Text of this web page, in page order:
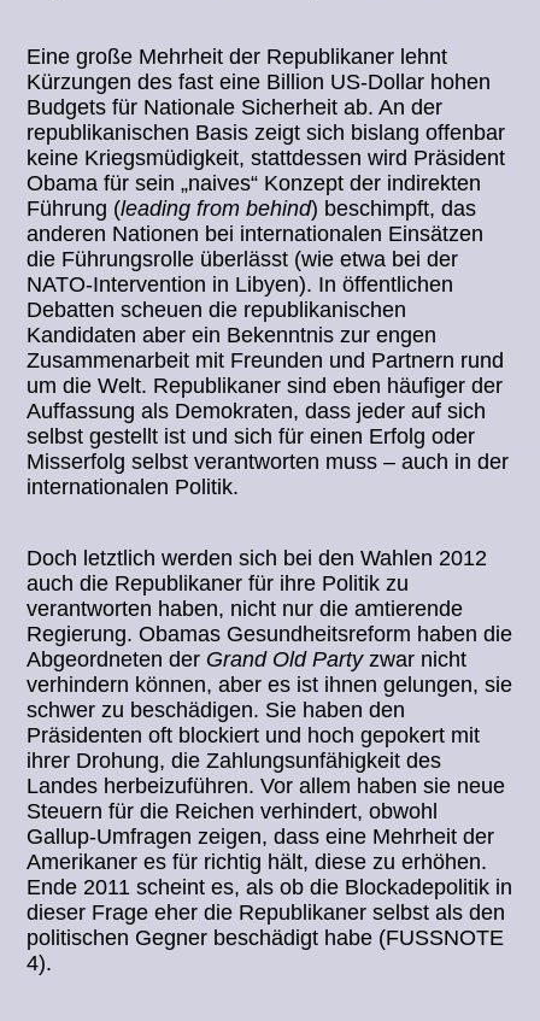
Eine große Mehrheit der Republikaner lehnt
Kürzungen des fast eine Billion US-Dollar hohen
Budgets für Nationale Sicherheit ab. An der
republikanischen Basis zeigt sich bislang offenbar
keine Kriegsmüdigkeit, stattdessen wird Präsident
Obama für sein „naives“ Konzept der indirekten
Führung (leading from behind) beschimpft, das
anderen Nationen bei internationalen Einsätzen
die Führungsrolle überlässt (wie etwa bei der
NATO-Intervention in Libyen). In öffentlichen
Debatten scheuen die republikanischen
Kandidaten aber ein Bekenntnis zur engen
Zusammenarbeit mit Freunden und Partnern rund
um die Welt. Republikaner sind eben häufiger der
Auffassung als Demokraten, dass jeder auf sich
selbst gestellt ist und sich für einen Erfolg oder
Misserfolg selbst verantworten muss – auch in der
internationalen Politik.
Doch letztlich werden sich bei den Wahlen 2012
auch die Republikaner für ihre Politik zu
verantworten haben, nicht nur die amtierende
Regierung. Obamas Gesundheitsreform haben die
Abgeordneten der Grand Old Partyzwar nicht
verhindern können, aber es ist ihnen gelungen, sie
schwer zu beschädigen. Sie haben den
Präsidenten oft blockiert und hoch gepokert mit
ihrer Drohung, die Zahlungsunfähigkeit des
Landes herbeizuführen. Vor allem haben sie neue
Steuern für die Reichen verhindert, obwohl
Gallup-Umfragen zeigen, dass eine Mehrheit der
Amerikaner es für richtig hält, diese zu erhöhen.
Ende 2011 scheint es, als ob die Blockadepolitik in
dieser Frage eher die Republikaner selbst als den
politischen Gegner beschädigt habe (FUSSNOTE
4).